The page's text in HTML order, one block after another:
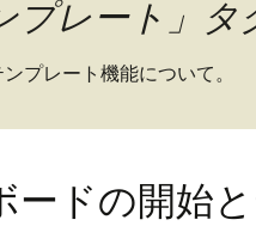
プレート」
プレート機能について。
ードの開始